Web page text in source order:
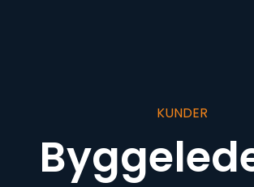
KUNDER